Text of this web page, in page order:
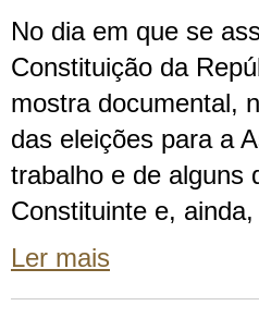
No dia em que se
Constituição da
mostra documental,
das eleições para a
trabalho e de alguns
Constituinte e,
Ler mais